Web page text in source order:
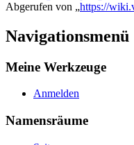
Abgerufen von „https://
Navigationsmenü
Meine Werkzeuge
Anmelden
Namensräume